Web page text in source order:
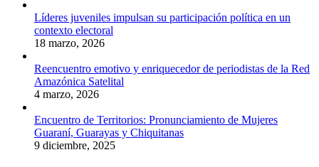
Líderes juveniles impulsan su participación política en un
contexto electoral
18 marzo, 2026
Reencuentro emotivo y enriquecedor de periodistas de la Red
Amazónica Satelital
4 marzo, 2026
Encuentro de Territorios: Pronunciamiento de Mujeres
Guaraní, Guarayas y Chiquitanas
9 diciembre, 2025